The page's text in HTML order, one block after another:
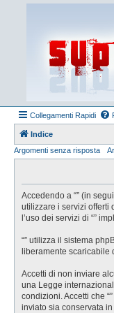
Collegamenti Rapidi
Indice
Argomenti senza risposta
Accedendo a “” (in
utilizzare i servizi offerti
l’uso dei servizi di “”
“” utilizza il sistema
liberamente scaricabile
Accetti di non inviare
una Legge
condizioni. Accetti che
inviato sia conservata